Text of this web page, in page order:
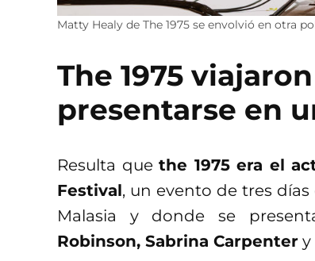
Matty Healy de The 1975 se envolvió en otra
The 1975
presentarse en
Resulta quethe 1975 era el
Festival, un evento de tres
Malasia y donde se
Robinson, Sabrina Carpenter y